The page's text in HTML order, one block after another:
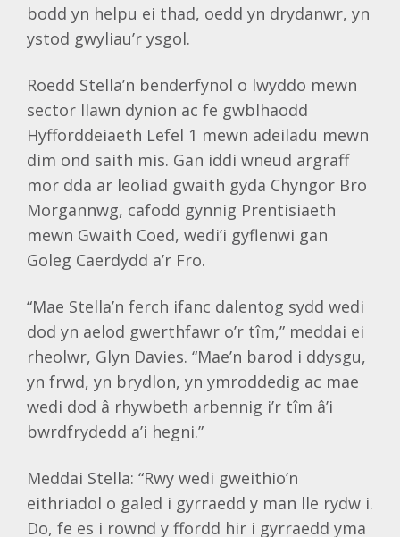
bodd yn helpu ei thad, oedd yn drydanwr, yn
ystod gwyliau’r ysgol.
Roedd Stella’n benderfynol o lwyddo mewn
sector llawn dynion ac fe gwblhaodd
Hyfforddeiaeth Lefel 1 mewn adeiladu mewn
dim ond saith mis. Gan iddi wneud argraff
mor dda ar leoliad gwaith gyda Chyngor Bro
Morgannwg, cafodd gynnig Prentisiaeth
mewn Gwaith Coed, wedi’i gyflenwi gan
Goleg Caerdydd a’r Fro.
“Mae Stella’n ferch ifanc dalentog sydd wedi
dod yn aelod gwerthfawr o’r tîm,” meddai ei
rheolwr, Glyn Davies. “Mae’n barod i ddysgu,
yn frwd, yn brydlon, yn ymroddedig ac mae
wedi dod â rhywbeth arbennig i’r tîm â’i
bwrdfrydedd a’i hegni.”
Meddai Stella: “Rwy wedi gweithio’n
eithriadol o galed i gyrraedd y man lle rydw i.
Do, fe es i rownd y ffordd hir i gyrraedd yma